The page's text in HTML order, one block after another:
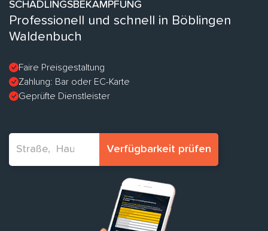
SCHÄDLINGSBEKÄMPFUNG
Professionell und schnell in Böblingen
Waldenbuch
Faire Preisgestaltung
Zahlung: Bar oder EC-Karte
Geprüfte Dienstleister
Verfügbarkeit prüfen